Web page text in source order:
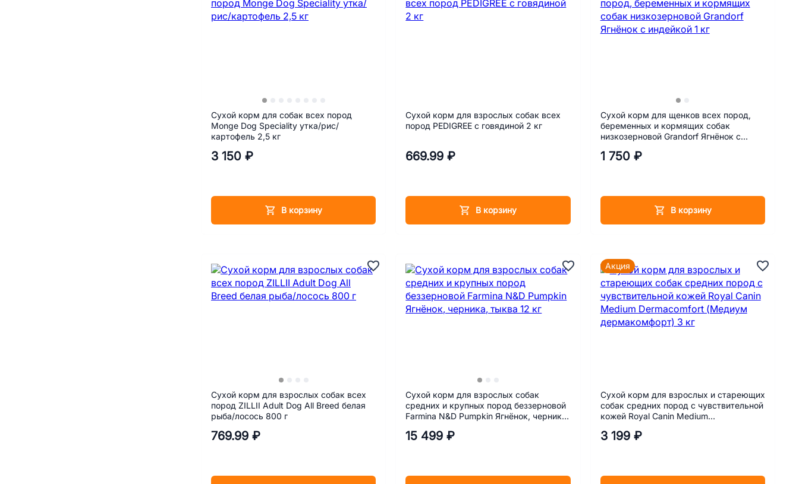
Сухой корм для собак всех пород
Monge Dog Speciality утка/рис/
картофель 2,5 кг
3 150 ₽
В корзину
Сухой корм для взрослых собак всех
пород PEDIGREE с говядиной 2 кг
669.99 ₽
В корзину
Сухой корм для щенков всех пород,
беременных и кормящих собак
низкозерновой Grandorf Ягнёнок с
1 750 ₽
В корзину
Сухой корм для взрослых собак всех
пород ZILLII Adult Dog All Breed белая
рыба/лосось 800 г
769.99 ₽
Сухой корм для взрослых собак
средних и крупных пород беззерновой
Farmina N&D Pumpkin Ягнёнок, черника,
15 499 ₽
Сухой корм для взрослых и стареющих
собак средних пород с чувствительной
кожей Royal Canin Medium
3 кг
3 199 ₽
Акция